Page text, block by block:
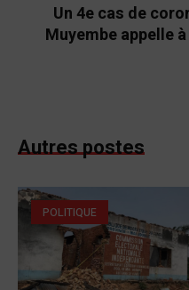
Un 4e cas de
Muyembe appelle
Autres postes
POLITIQUE